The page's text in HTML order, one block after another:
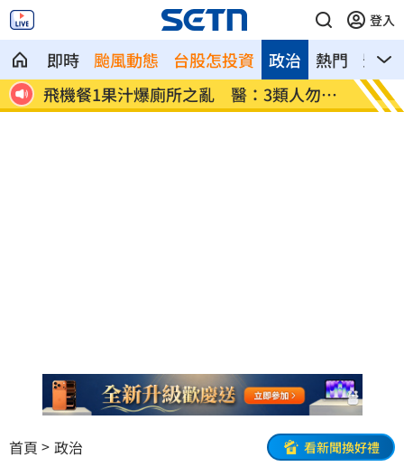
登入
即時 颱風動態 台股怎投資 熱門 影音
政治
內
飛機餐1果汁爆廁所之亂 醫：3類人勿亂
喝
亨特
頭
首頁 政治 看新聞換好禮